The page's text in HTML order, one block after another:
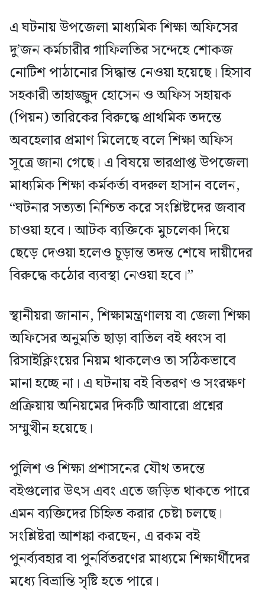
এ ঘটনায় উপজেলা মাধ্যমিক শিক্ষা অফিসের
দু’জন কর্মচারীর গাফিলতির সন্দেহে শোকজ
নোটিশ পাঠানোর সিদ্ধান্ত নেওয়া হয়েছে। হিসাব
সহকারী তাহাজ্জুদ হোসেন ও অফিস সহায়ক
(পিয়ন) তারিকের বিরুদ্ধে প্রাথমিক তদন্তে
অবহেলার প্রমাণ মিলেছে বলে শিক্ষা অফিস
সূত্রে জানা গেছে। এ বিষয়ে ভারপ্রাপ্ত উপজেলা
মাধ্যমিক শিক্ষা কর্মকর্তা বদরুল হাসান বলেন,
“ঘটনার সত্যতা নিশ্চিত করে সংশ্লিষ্টদের জবাব
চাওয়া হবে। আটক ব্যক্তিকে মুচলেকা দিয়ে
ছেড়ে দেওয়া হলেও চূড়ান্ত তদন্ত শেষে দায়ীদের
বিরুদ্ধে কঠোর ব্যবস্থা নেওয়া হবে।”
স্থানীয়রা জানান, শিক্ষামন্ত্রণালয় বা জেলা শিক্ষা
অফিসের অনুমতি ছাড়া বাতিল বই ধ্বংস বা
রিসাইক্লিংয়ের নিয়ম থাকলেও তা সঠিকভাবে
মানা হচ্ছে না। এ ঘটনায় বই বিতরণ ও সংরক্ষণ
প্রক্রিয়ায় অনিয়মের দিকটি আবারো প্রশ্নের
সম্মুখীন হয়েছে।
পুলিশ ও শিক্ষা প্রশাসনের যৌথ তদন্তে
বইগুলোর উৎস এবং এতে জড়িত থাকতে পারে
এমন ব্যক্তিদের চিহ্নিত করার চেষ্টা চলছে।
সংশ্লিষ্টরা আশঙ্কা করছেন, এ রকম বই
পুনর্ব্যবহার বা পুনর্বিতরণের মাধ্যমে শিক্ষার্থীদের
মধ্যে বিভ্রান্তি সৃষ্টি হতে পারে।